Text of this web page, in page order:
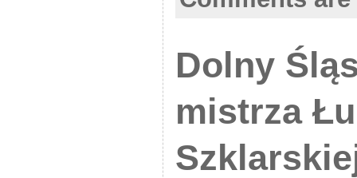
Dolny
mistrza